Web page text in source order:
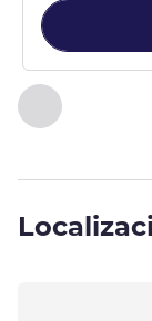
Anterior -
Página ,